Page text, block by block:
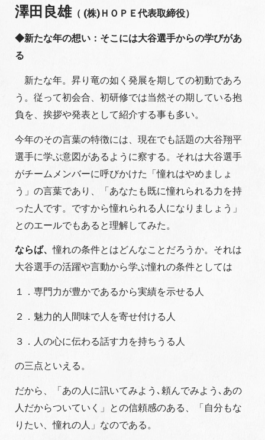
澤田良雄（ (株)ＨＯＰＥ代表取締役）
◆新たな年の想い：そこには大谷選手からの学びがあ
る
新たな年。昇り竜の如く発展を期しての初動であろ
う。従って初会合、初研修では当然その期している抱
負を、挨拶や発表として紹介する事も多い。
今年のその言葉の特徴には、現在でも話題の大谷翔平
選手に学ぶ意図があるように察する。それは大谷選手
がチームメンバーに呼びかけた「憧れはやめましょ
う」の言葉であり、「あなたも既に憧れられる力を持
った人です。ですから憧れられる人になりましょう」
とのエールでもあると理解してみた。
ならば、憧れの条件とはどんなことだろうか。それは
大谷選手の活躍や言動から学ぶ憧れの条件としては
１．専門力が豊かであるから実績を示せる人
２．魅力的人間味で人を寄せ付ける人
３．人の心に伝わる話す力を持ちうる人
の三点といえる。
だから、「あの人に訊いてみよう､頼んでみよう､あの
人だからついていく」との信頼感のある、「自分もな
りたい、憧れの人」なのである。